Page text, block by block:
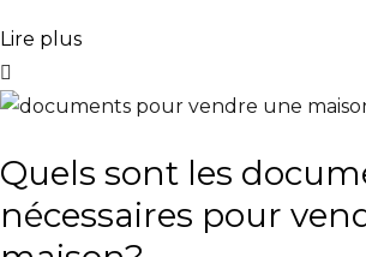
Lire plus
Quels sont les
nécessaires pour